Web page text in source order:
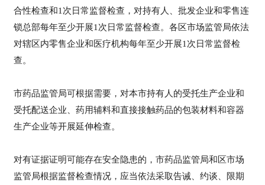
合性检查和1次日常监督检查，对持有人、批发企业和零售连
锁总部每年至少开展1次日常监督检查。各区市场监管局依法
对辖区内零售企业和医疗机构每年至少开展1次日常监督检
查。
市药品监管局可根据需要，对本市持有人的受托生产企业和
受托配送企业、药用辅料和直接接触药品的包装材料和容器
生产企业等开展延伸检查。
对有证据证明可能存在安全隐患的，市药品监管局和区市场
监管局根据监督检查情况，应当依法采取告诫、约谈、限期